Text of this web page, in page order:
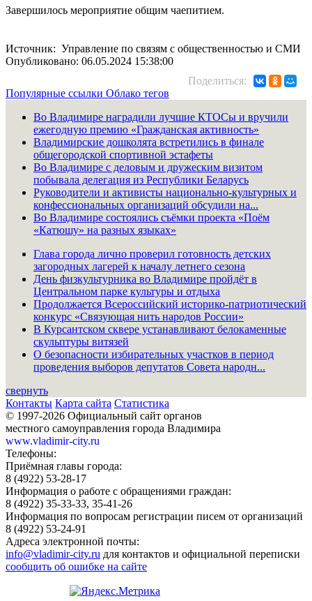
Завершилось мероприятие общим чаепитием.
Источник: Управление по связям с общественностью и СМИ
Опубликовано: 06.05.2024 15:38:00
Поделиться:
Популярные ссылки Облако тегов
Во Владимире наградили лучшие КТОСы и вручили
ежегодную премию «Гражданская активность»
Владимирские дошколята встретились в финале
общегородской спортивной эстафеты
Во Владимире с деловым и дружеским визитом
побывала делегация из Республики Беларусь
Руководители и активисты национально-культурных и
конфессиональных организаций обсудили на...
Во Владимире состоялись съёмки проекта «Поём
«Катюшу» на разных языках»
Глава города лично проверил готовность детских
загородных лагерей к началу летнего сезона
День физкультурника во Владимире пройдёт в
Центральном парке культуры и отдыха
Продолжается Всероссийский историко-патриотический
конкурс «Связующая нить народов России»
В Курсантском сквере устанавливают белокаменные
скульптуры витязей
О безопасности избирательных участков в период
проведения выборов депутатов Совета народн...
свернуть
Контакты Карта сайта Статистика
© 1997-2026 Официальный сайт органов
местного самоуправления города Владимира
www.vladimir-city.ru
Телефоны:
Приёмная главы города:
8 (4922) 53-28-17
Информация о работе с обращениями граждан:
8 (4922) 35-33-33, 35-41-26
Информация по вопросам регистрации писем от организаций
8 (4922) 53-24-91
Адреса электронной почты:
info@vladimir-city.ru для контактов и официальной переписки
сообщить об ошибке на сайте